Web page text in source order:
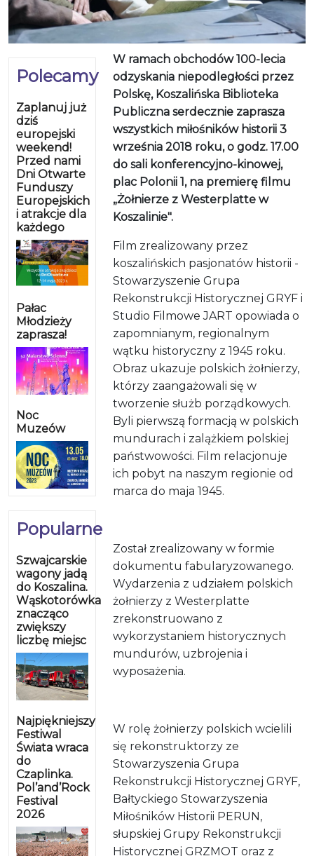
Polecamy
Zaplanuj już
dziś
europejski
weekend!
Przed nami
Dni Otwarte
Funduszy
Europejskich
i atrakcje dla
każdego
Pałac
Młodzieży
zaprasza!
Noc
Muzeów
Popularne
Szwajcarskie
wagony jadą
do Koszalina.
Wąskotorówka
znacząco
zwiększy
liczbę miejsc
Najpiękniejszy
Festiwal
Świata wraca
do
Czaplinka.
Pol’and’Rock
Festival
2026
W ramach obchodów 100-lecia
odzyskania niepodległości przez
Polskę, Koszalińska Biblioteka
Publiczna serdecznie zaprasza
wszystkich miłośników historii 3
września 2018 roku, o godz. 17.00
do sali konferencyjno-kinowej,
plac Polonii 1, na premierę filmu
„Żołnierze z Westerplatte w
Koszalinie".
Film zrealizowany przez
koszalińskich pasjonatów historii -
Stowarzyszenie Grupa
Rekonstrukcji Historycznej GRYF i
Studio Filmowe JART opowiada o
zapomnianym, regionalnym
wątku historyczny z 1945 roku.
Obraz ukazuje polskich żołnierzy,
którzy zaangażowali się w
tworzenie służb porządkowych.
Byli pierwszą formacją w polskich
mundurach i zalążkiem polskiej
państwowości. Film relacjonuje
ich pobyt na naszym regionie od
marca do maja 1945.
Został zrealizowany w formie
dokumentu fabularyzowanego.
Wydarzenia z udziałem polskich
żołnierzy z Westerplatte
zrekonstruowano z
wykorzystaniem historycznych
mundurów, uzbrojenia i
wyposażenia.
W rolę żołnierzy polskich wcielili
się rekonstruktorzy ze
Stowarzyszenia Grupa
Rekonstrukcji Historycznej GRYF,
Bałtyckiego Stowarzyszenia
Miłośników Historii PERUN,
słupskiej Grupy Rekonstrukcji
Historycznej GRZMOT oraz z